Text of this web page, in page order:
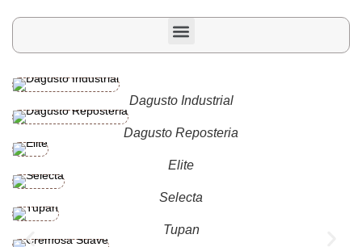
Dagusto Industrial
Dagusto Reposteria
Elite
Selecta
Tupan